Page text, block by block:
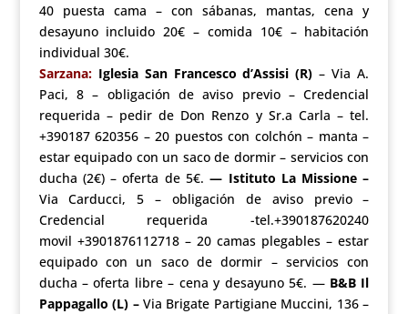
40 puesta cama – con sábanas, mantas, cena y
desayuno incluido 20€ – comida 10€ – habitación
individual 30€.
Sarzana:Iglesia San Francesco d’Assisi (R) – Via A.
Paci, 8 – obligación de aviso previo – Credencial
requerida – pedir de Don Renzo y Sr.a Carla – tel.
+390187 620356 – 20 puestos con colchón – manta –
estar equipado con un saco de dormir – servicios con
ducha (2€) – oferta de 5€.— Istituto La Missione –
Via Carducci, 5 – obligación de aviso previo –
Credencial requerida -tel.+390187620240
movil +3901876112718 – 20 camas plegables – estar
equipado con un saco de dormir – servicios con
ducha – oferta libre – cena y desayuno 5€. — B&B Il
Pappagallo (L) –Via Brigate Partigiane Muccini, 136 –